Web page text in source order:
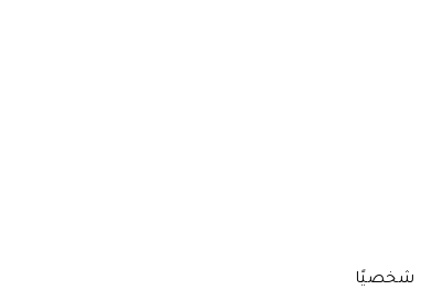
شخصيًا